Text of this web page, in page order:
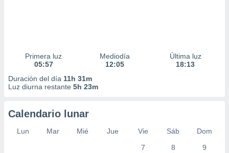
Primera luz
05:57
Mediodía
12:05
Última luz
18:13
Duración del día 11h 31m
Luz diurna restante 5h 23m
Calendario lunar
Lun Mar Mié Jue Vie Sáb
Dom
7
8 9